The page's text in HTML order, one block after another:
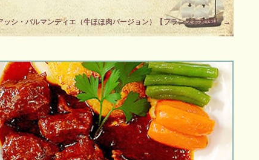
ッシ・パルマンティエ（牛ほほ肉バージョン）【フランス共和国】→